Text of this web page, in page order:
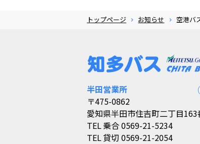
トップページ お知らせ 空港バ
半田営業所
〒475-0862
愛知県半田市住吉町二丁目163
TEL乗合 0569-21-5234
TEL貸切 0569-21-2054